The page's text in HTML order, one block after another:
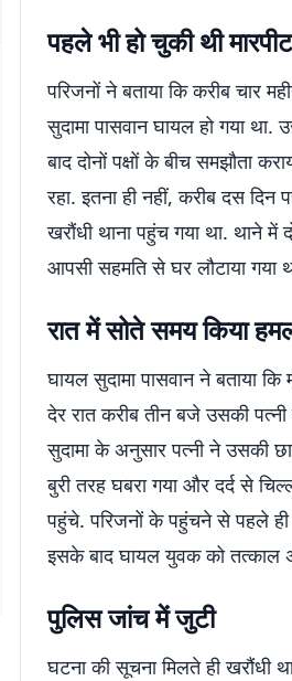
पहले भी हो चुकी थी मारपीट
परिजनों ने बताया कि करीब चार
सुदामा पासवान घायल हो गया
बाद दोनों पक्षों के बीच समझौता
रहा. इतना ही नहीं, करीब दस दिन
खरौंधी थाना पहुंच गया था. थाने में
आपसी सहमति से घर लौटाया गया
रात में सोते समय किया
घायल सुदामा पासवान ने बताया
देर रात करीब तीन बजे उसकी
सुदामा के अनुसार पत्नी ने उसकी
बुरी तरह घबरा गया और दर्द से
पहुंचे. परिजनों के पहुंचने से पहले ही
इसके बाद घायल युवक को तत्काल
पुलिस जांच में जुटी
घटना की सूचना मिलते ही खरौंधी